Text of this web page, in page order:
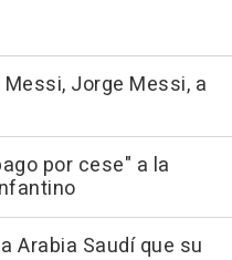
Jorge Messi, a
por cese" a la
Arabia Saudí que su